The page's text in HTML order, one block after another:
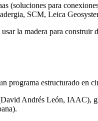
(soluciones para
SCM, Leica
la madera para
programa estructurado en
Andrés León, IAAC),